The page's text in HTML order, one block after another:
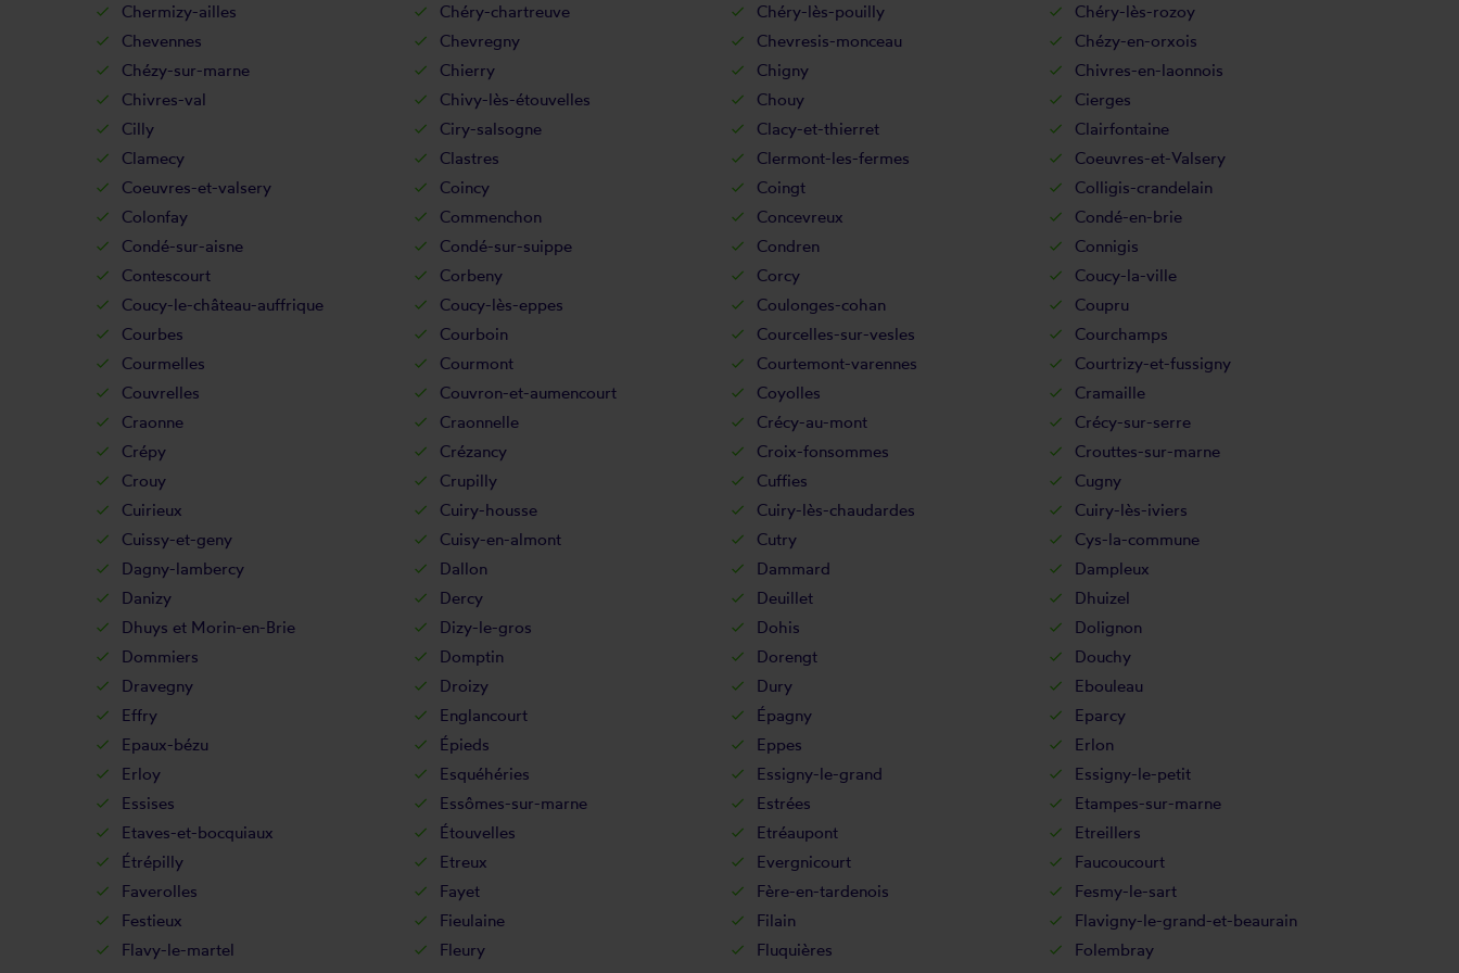
Chermizy-ailles
Chéry-chartreuve Chéry-lès-pouilly
Chéry-lès-rozoy
Chevennes
Chevregny Chevresis-monceau
Chézy-en-orxois
Chézy-sur-marne
Chierry Chigny
Chivres-en-laonnois
Chivres-val
Chivy-lès-étouvelles Chouy
Cierges
Cilly
Ciry-salsogne Clacy-et-thierret
Clairfontaine
Clamecy
Clastres Clermont-les-fermes
Coeuvres-et-Valsery
Coeuvres-et-valsery
Coincy Coingt
Colligis-crandelain
Colonfay
Commenchon Concevreux
Condé-en-brie
Condé-sur-aisne
Condé-sur-suippe Condren
Connigis
Contescourt
Corbeny Corcy
Coucy-la-ville
Coucy-le-château-auffrique
Coucy-lès-eppes Coulonges-cohan
Coupru
Courbes
Courboin Courcelles-sur-vesles
Courchamps
Courmelles
Courmont Courtemont-varennes
Courtrizy-et-fussigny
Couvrelles
Couvron-et-aumencourt Coyolles
Cramaille
Craonne
Craonnelle Crécy-au-mont
Crécy-sur-serre
Crépy
Crézancy Croix-fonsommes
Crouttes-sur-marne
Crouy
Crupilly Cuffies
Cugny
Cuirieux
Cuiry-housse Cuiry-lès-chaudardes
Cuiry-lès-iviers
Cuissy-et-geny
Cuisy-en-almont Cutry
Cys-la-commune
Dagny-lambercy
Dallon Dammard
Dampleux
Danizy
Dercy Deuillet
Dhuizel
Dhuys et Morin-en-Brie
Dizy-le-gros Dohis
Dolignon
Dommiers
Domptin Dorengt
Douchy
Dravegny
Droizy Dury
Ebouleau
Effry
Englancourt Épagny
Eparcy
Epaux-bézu
Épieds Eppes
Erlon
Erloy
Esquéhéries Essigny-le-grand
Essigny-le-petit
Essises
Essômes-sur-marne Estrées
Etampes-sur-marne
Etaves-et-bocquiaux
Étouvelles Etréaupont
Etreillers
Étrépilly
Etreux Evergnicourt
Faucoucourt
Faverolles
Fayet Fère-en-tardenois
Fesmy-le-sart
Festieux
Fieulaine Filain
Flavigny-le-grand-et-beaurain
Flavy-le-martel
Fleury Fluquières
Folembray